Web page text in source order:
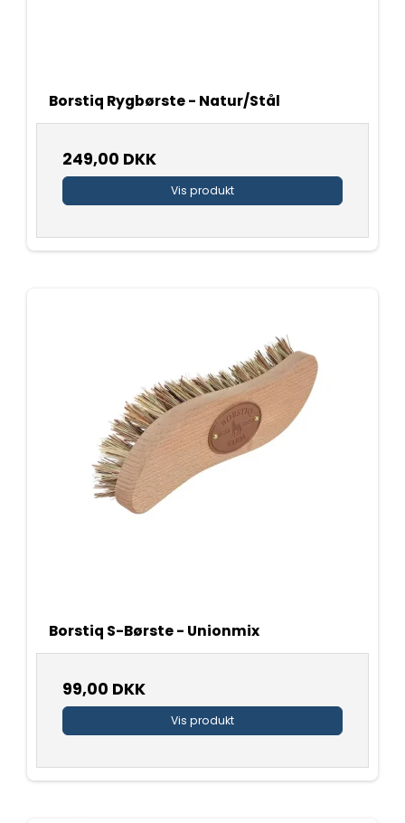
Borstiq Rygbørste - Natur/Stål
249,00 DKK
Vis produkt
Borstiq S-Børste - Unionmix
99,00 DKK
Vis produkt